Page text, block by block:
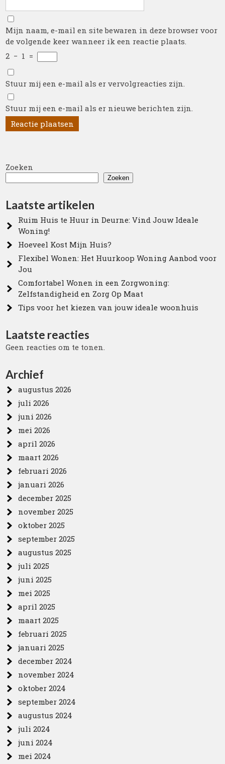
Mijn naam, e-mail en site bewaren in deze browser voor
de volgende keer wanneer ik een reactie plaats.
2 − 1 =
Stuur mij een e-mail als er vervolgreacties zijn.
Stuur mij een e-mail als er nieuwe berichten zijn.
Zoeken
Zoeken
Laatste artikelen
Ruim Huis te Huur in Deurne: Vind Jouw Ideale
Woning!
Hoeveel Kost Mijn Huis?
Flexibel Wonen: Het Huurkoop Woning Aanbod voor
Jou
Comfortabel Wonen in een Zorgwoning:
Zelfstandigheid en Zorg Op Maat
Tips voor het kiezen van jouw ideale woonhuis
Laatste reacties
Geen reacties om te tonen.
Archief
augustus 2026
juli 2026
juni 2026
mei 2026
april 2026
maart 2026
februari 2026
januari 2026
december 2025
november 2025
oktober 2025
september 2025
augustus 2025
juli 2025
juni 2025
mei 2025
april 2025
maart 2025
februari 2025
januari 2025
december 2024
november 2024
oktober 2024
september 2024
augustus 2024
juli 2024
juni 2024
mei 2024